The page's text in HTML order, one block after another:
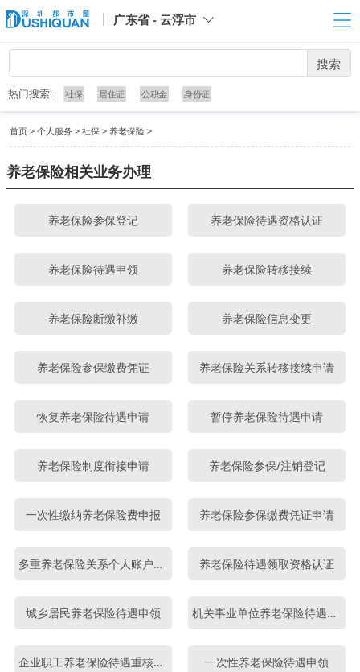
广东省 - 云浮市
搜索
热门搜索： 社保 居住证 公积金 身份证
首页 > 个人服务 > 社保 > 养老保险 >
养老保险相关业务办理
养老保险参保登记 养老保险待遇资格认证
养老保险待遇申领 养老保险转移接续
养老保险断缴补缴 养老保险信息变更
养老保险参保缴费凭证 养老保险关系转移接续申请
恢复养老保险待遇申请 暂停养老保险待遇申请
养老保险制度衔接申请 养老保险参保/注销登记
一次性缴纳养老保险费申报 养老保险参保缴费凭证申请
多重养老保险关系个人账户退费 养老保险待遇领取资格认证
城乡居民养老保险待遇申领 机关事业单位养老保险待遇申领
企业职工养老保险待遇重核申请 一次性养老保险待遇申领